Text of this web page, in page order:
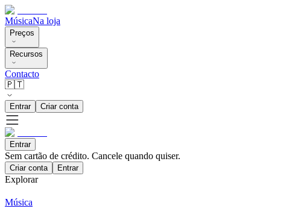
MúsicaNa loja
Preços
Recursos
Contacto
🇵🇹
Entrar Criar conta
Entrar
Sem cartão de crédito. Cancele quando quiser.
Criar conta Entrar
Explorar
Música